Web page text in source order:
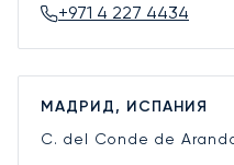
+971 4 227 4434
МАДРИД, ИСПАНИЯ
C. del Conde de